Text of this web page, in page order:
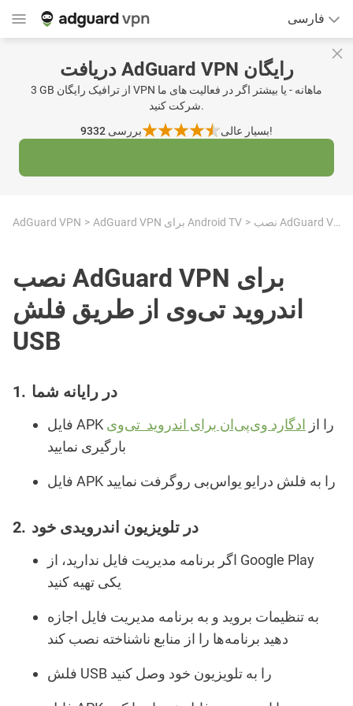
فارسی
دریافت AdGuard VPN رایگان
3 GB از ترافیک رایگان VPN ماهانه - یا بیشتر اگر در فعالیت های ما
شرکت کنید.
9332 بررسی
بسیار عالی!
AdGuard VPN AdGuard VPN برای Android TV نصب AdGuard VPN برای اندروید تی‌وی از طریق فلش USB
نصب AdGuard VPN برای
اندروید تی‌وی از طریق فلش
USB
در رایانه شما
فایل APK را از ادگارد وی‌پی‌ان برای اندروید تی‌وی
بارگیری نمایید
فایل APK را به فلش درایو یو‌اس‌بی روگرفت نمایید
در تلویزیون اندرویدی خود
اگر برنامه مدیریت فایل ندارید، از Google Play
یکی تهیه کنید
به تنظیمات بروید و به برنامه مدیریت فایل اجازه
دهید برنامه‌ها را از منابع ناشناخته نصب کند
فلش USB را به تلویزیون خود وصل کنید